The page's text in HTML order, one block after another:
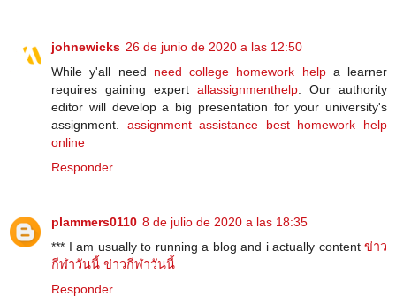
johnewicks 26 de junio de 2020 a las 12:50
While y'all need need college homework helpa learner
requires gaining expert allassignmenthelp . Our authority
editor will develop a big presentation for your university's
assignment. assignment assistance
best homework help
online
Responder
plammers0110 8 de julio de 2020 a las 18:35
*** I am usually to running a blog and i actually content ข่าว
กีฬาวันนี้ ข่าวกีฬาวันนี้
Responder